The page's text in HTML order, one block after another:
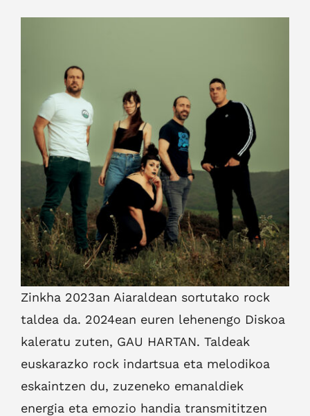
Zinkha 2023an Aiaraldean sortutako rock
taldea da. 2024ean euren lehenengo Diskoa
kaleratu zuten, GAU HARTAN. Taldeak
euskarazko rock indartsua eta melodikoa
eskaintzen du, zuzeneko emanaldiek
energia eta emozio handia transmititzen